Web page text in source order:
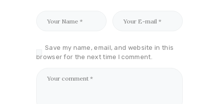
Save my name, email, and website in this
browser for the next time I comment.